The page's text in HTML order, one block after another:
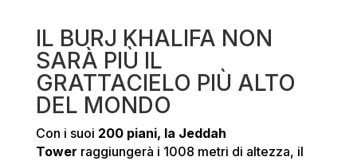
IL BURJ KHALIFA NON
SARÀ PIÙ IL
GRATTACIELO PIÙ ALTO
DEL MONDO
Con i suoi 200 piani, la Jeddah
Tower raggiungerà i 1008 metri di altezza, il